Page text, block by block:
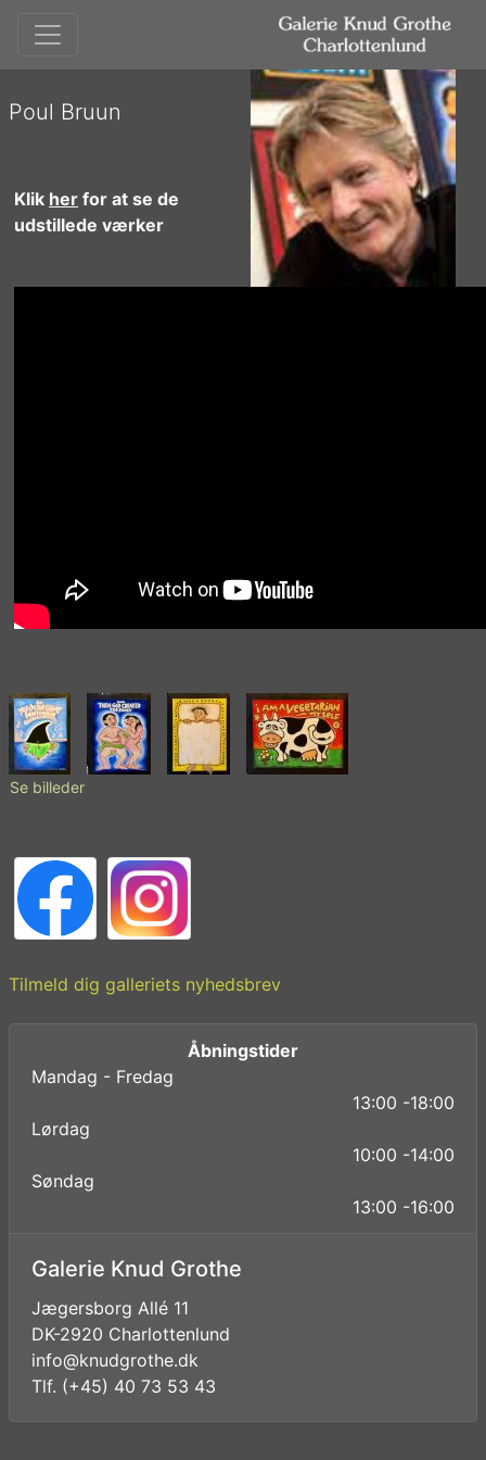
Poul Bruun
Klik her for at se de
udstillede værker
Se billeder
Tilmeld dig galleriets nyhedsbrev
Åbningstider
Mandag - Fredag
13:00 -18:00
Lørdag
10:00 -14:00
Søndag
13:00 -16:00
Galerie Knud Grothe
Jægersborg Allé 11
DK-2920 Charlottenlund
info@knudgrothe.dk
Tlf. (+45) 40 73 53 43